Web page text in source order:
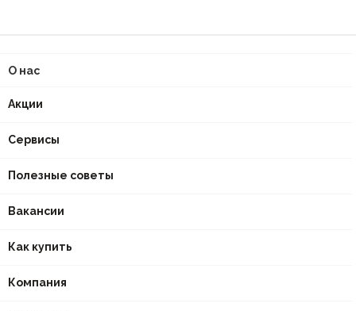
О нас
Акции
Сервисы
Полезные советы
Вакансии
Как купить
Компания